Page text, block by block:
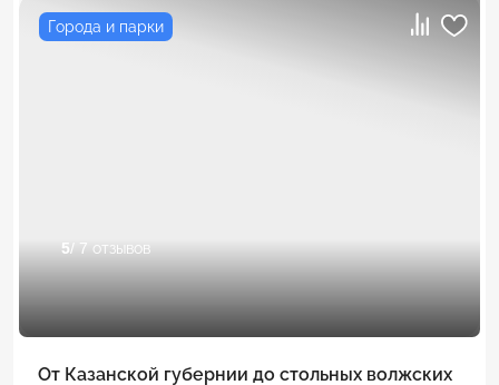
Города и парки
5/ 7 отзывов
От Казанской губернии до стольных волжских